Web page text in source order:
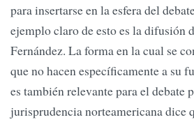
para insertarse en la esfera del
ejemplo claro de esto es la difusión
Fernández. La forma en la cual se
que no hacen específicamente a su
es también relevante para el debate
jurisprudencia norteamericana dice